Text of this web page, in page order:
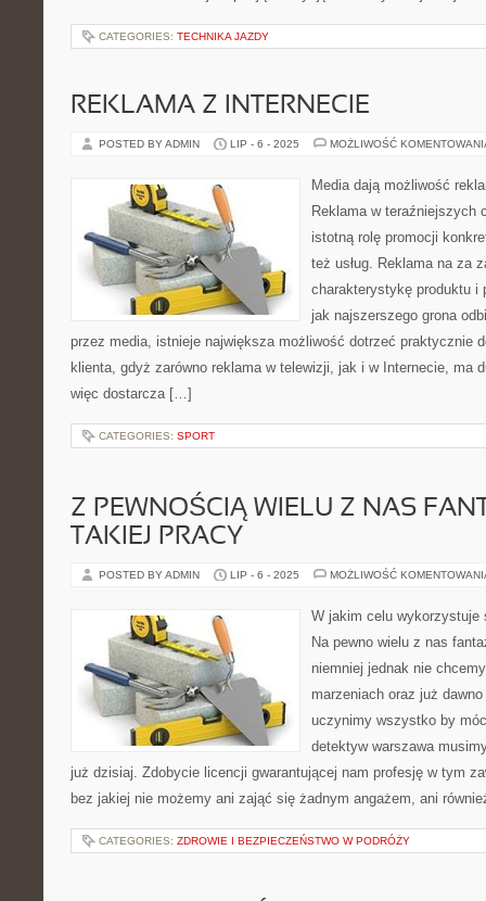
CATEGORIES: TECHNIKA JAZDY
REKLAMA Z INTERNECIE
POSTED BY ADMIN LIP - 6 - 2025 MOŻLIWOŚĆ
Media dają możliwość
Reklama w teraźniejszych
istotną rolę promocji
też usług. Reklama na za
charakterystykę produktu i
jak najszerszego grona
przez media, istnieje największa możliwość dotrzeć praktycznie
klienta, gdyż zarówno reklama w telewizji, jak i w Internecie, ma
więc dostarcza […]
CATEGORIES: SPORT
Z PEWNOŚCIĄ WIELU Z NAS
TAKIEJ PRACY
POSTED BY ADMIN LIP - 6 - 2025 MOŻLIWOŚĆ
W jakim celu wykorzystuje
Na pewno wielu z nas
niemniej jednak nie
marzeniach oraz już
uczynimy wszystko by
detektyw warszawa
już dzisiaj. Zdobycie licencji gwarantującej nam profesję w tym
bez jakiej nie możemy ani zająć się żadnym angażem, ani
CATEGORIES: ZDROWIE I BEZPIECZEŃSTWO W PODRÓŻY